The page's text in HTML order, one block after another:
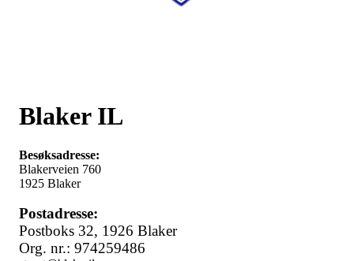
Blaker IL
Besøksadresse:
Blakerveien 760
1925 Blaker
Postadresse:
Postboks 32, 1926 Blaker
Org. nr.: 974259486